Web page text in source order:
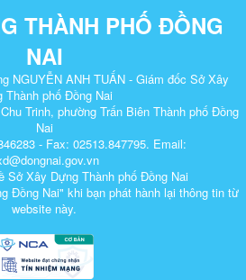
THÀNH PHỐ ĐỒNG
NAI
NGUYỄN ANH TUẤN - Giám đốc Sở Xây
Thành phố Đồng Nai
Trinh, phường Trấn Biên Thành phố Đồng
Nai
- Fax: 02513.847795. Email:
Sở Xây Dựng Thành phố Đồng Nai
Đồng Nai" khi bạn phát hành lại thông tin từ
website này.​